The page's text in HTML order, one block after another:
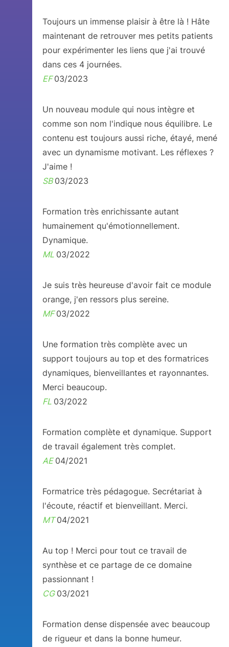
Toujours un immense plaisir à être là ! Hâte
maintenant de retrouver mes petits patients
pour expérimenter les liens que j'ai trouvé
dans ces 4 journées.
EF03/2023
Un nouveau module qui nous intègre et
comme son nom l'indique nous équilibre. Le
contenu est toujours aussi riche, étayé, mené
avec un dynamisme motivant. Les réflexes ?
J'aime !
SB03/2023
Formation très enrichissante autant
humainement qu'émotionnellement.
Dynamique.
ML 03/2022
Je suis très heureuse d'avoir fait ce module
orange, j'en ressors plus sereine.
MF03/2022
Une formation très complète avec un
support toujours au top et des formatrices
dynamiques, bienveillantes et rayonnantes.
Merci beaucoup.
FL 03/2022
Formation complète et dynamique. Support
de travail également très complet.
AE04/2021
Formatrice très pédagogue. Secrétariat à
l'écoute, réactif et bienveillant. Merci.
MT04/2021
Au top ! Merci pour tout ce travail de
synthèse et ce partage de ce domaine
passionnant !
CG 03/2021
Formation dense dispensée avec beaucoup
de rigueur et dans la bonne humeur.